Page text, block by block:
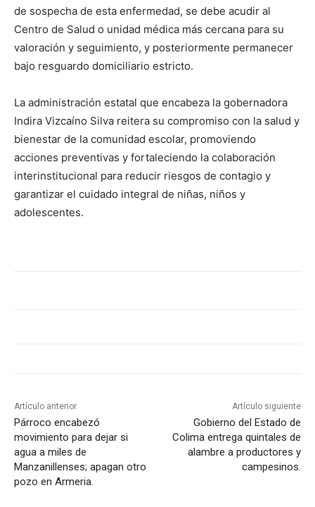
de sospecha de esta enfermedad, se debe acudir al
Centro de Salud o unidad médica más cercana para su
valoración y seguimiento, y posteriormente permanecer
bajo resguardo domiciliario estricto.
La administración estatal que encabeza la gobernadora
Indira Vizcaíno Silva reitera su compromiso con la salud y
bienestar de la comunidad escolar, promoviendo
acciones preventivas y fortaleciendo la colaboración
interinstitucional para reducir riesgos de contagio y
garantizar el cuidado integral de niñas, niños y
adolescentes.
Artículo anterior
Párroco encabezó
movimiento para dejar si
agua a miles de
Manzanillenses; apagan otro
pozo en Armeria.
Artículo siguiente
Gobierno del Estado de
Colima entrega quintales de
alambre a productores y
campesinos.